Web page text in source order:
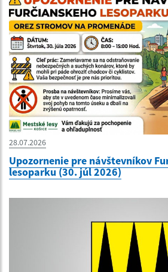
28.07.2026
Upozornenie pre návštevníkov
lesoparku (30. júl 2026)